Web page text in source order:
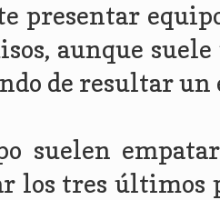
presentar
aunque
de resultar
suelen
los tres últimos